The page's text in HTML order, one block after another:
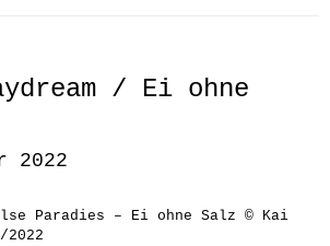
/ Ei ohne
2022
Paradies – Ei ohne Salz © Kai